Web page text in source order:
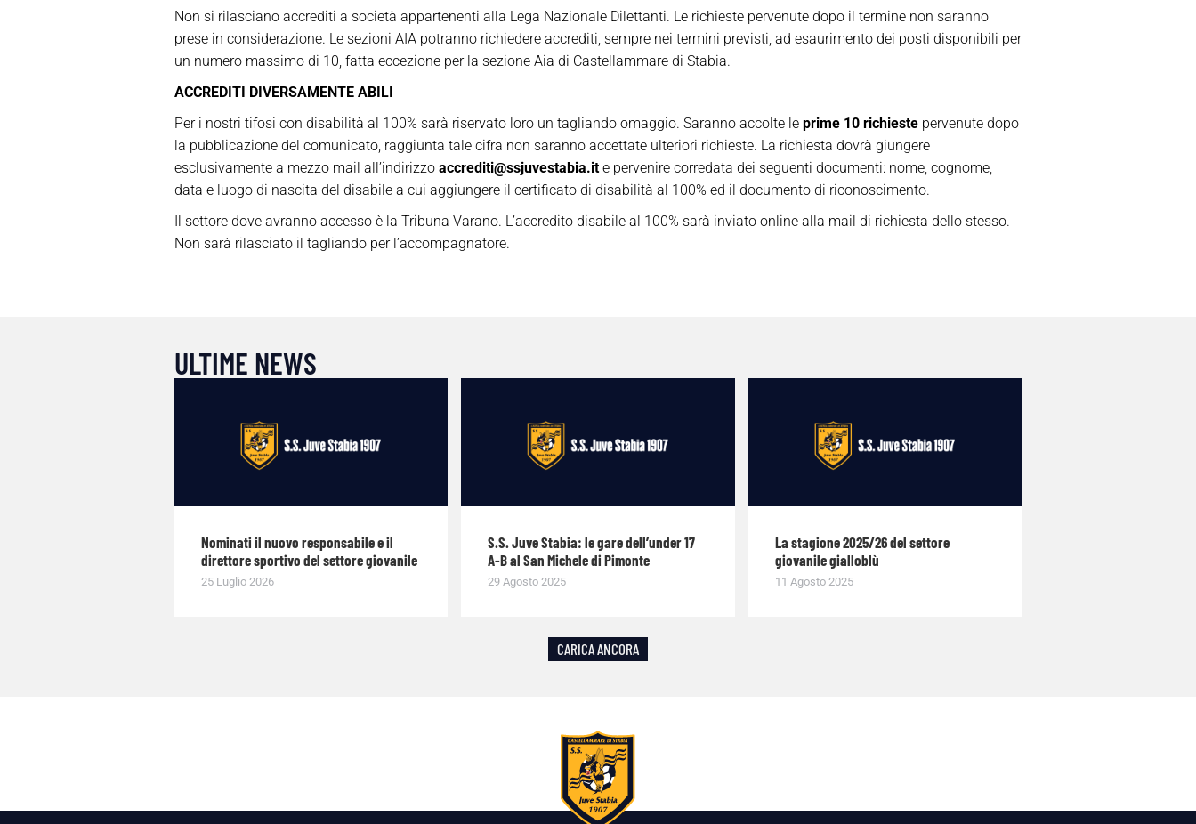
Non si rilasciano accrediti a società appartenenti alla Lega Nazionale Dilettanti. Le richieste pervenute dopo il termine non saranno
prese in considerazione. Le sezioni AIA potranno richiedere accrediti, sempre nei termini previsti, ad esaurimento dei posti disponibili per
un numero massimo di 10, fatta eccezione per la sezione Aia di Castellammare di Stabia.
ACCREDITI DIVERSAMENTE ABILI
Per i nostri tifosi con disabilità al 100% sarà riservato loro un tagliando omaggio. Saranno accolte le prime 10 richiestepervenute dopo
la pubblicazione del comunicato, raggiunta tale cifra non saranno accettate ulteriori richieste. La richiesta dovrà giungere
esclusivamente a mezzo mail all’indirizzo accrediti@ssjuvestabia.ite pervenire corredata dei seguenti documenti: nome, cognome,
data e luogo di nascita del disabile a cui aggiungere il certificato di disabilità al 100% ed il documento di riconoscimento.
Il settore dove avranno accesso è la Tribuna Varano. L’accredito disabile al 100% sarà inviato online alla mail di richiesta dello stesso.
Non sarà rilasciato il tagliando per l’accompagnatore.
ULTIME NEWS
Nominati il nuovo responsabile e il
direttore sportivo del settore giovanile
25 Luglio 2026
S.S. Juve Stabia: le gare dell’under 17
A-B al San Michele di Pimonte
29 Agosto 2025
La stagione 2025/26 del settore
giovanile gialloblù
11 Agosto 2025
CARICA ANCORA